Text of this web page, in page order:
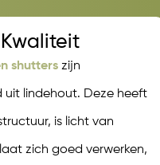
Kwaliteit
shutters zijn
uit lindehout. Deze heeft
is licht van
zich goed verwerken,